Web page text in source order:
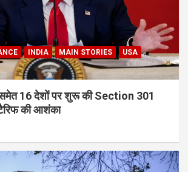
INDIA MAIN STORIES
USA
समेत 16 देशों पर शुरू की Section 301
की आशंका